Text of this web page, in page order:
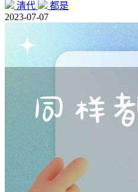
清代
都是
2023-07-07